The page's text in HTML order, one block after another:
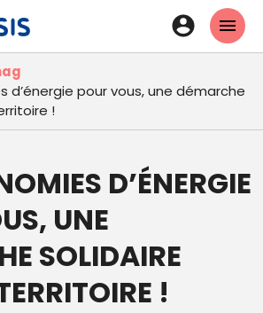
contenu
En-
tête
-
d’énergie pour vous, une démarche
!
D’ÉNERGIE
UNE
SOLIDAIRE
!